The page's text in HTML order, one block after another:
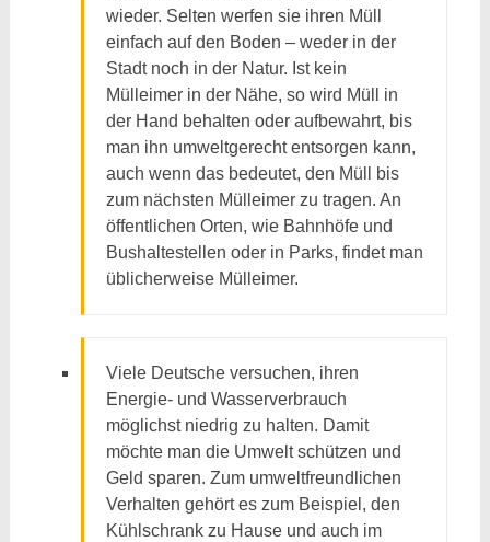
wieder. Selten werfen sie ihren Müll
einfach auf den Boden – weder in der
Stadt noch in der Natur. Ist kein
Mülleimer in der Nähe, so wird Müll in
der Hand behalten oder aufbewahrt, bis
man ihn umweltgerecht entsorgen kann,
auch wenn das bedeutet, den Müll bis
zum nächsten Mülleimer zu tragen. An
öffentlichen Orten, wie Bahnhöfe und
Bushaltestellen oder in Parks, findet man
üblicherweise Mülleimer.
Viele Deutsche versuchen, ihren
Energie- und Wasserverbrauch
möglichst niedrig zu halten. Damit
möchte man die Umwelt schützen und
Geld sparen. Zum umweltfreundlichen
Verhalten gehört es zum Beispiel, den
Kühlschrank zu Hause und auch im